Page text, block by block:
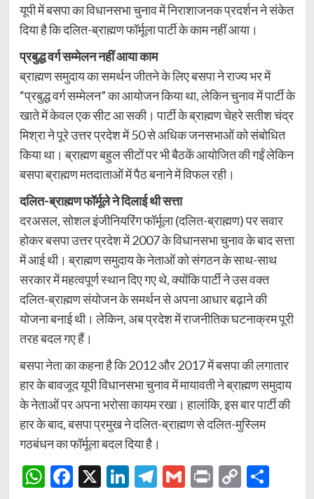
यूपी में बसपा का विधानसभा चुनाव में निराशाजनक प्रदर्शन ने संकेत
दिया है कि दलित-ब्राह्मण फॉर्मूला पार्टी के काम नहीं आया।
प्रबुद्ध वर्ग सम्मेलन नहीं आया काम
ब्राह्मण समुदाय का समर्थन जीतने के लिए बसपा ने राज्य भर में
“प्रबुद्ध वर्ग सम्मेलन” का आयोजन किया था, लेकिन चुनाव में पार्टी के
खाते में केवल एक सीट आ सकी। पार्टी के ब्राह्मण चेहरे सतीश चंद्र
मिश्रा ने पूरे उत्तर प्रदेश में 50 से अधिक जनसभाओं को संबोधित
किया था। ब्राह्मण बहुल सीटों पर भी बैठकें आयोजित की गईं लेकिन
बसपा ब्राह्मण मतदाताओं में पैठ बनाने में विफल रही।
दलित-ब्राह्मण फॉर्मूले ने दिलाई थी सत्ता
दरअसल, सोशल इंजीनियरिंग फॉर्मूला (दलित-ब्राह्मण) पर सवार
होकर बसपा उत्तर प्रदेश में 2007 के विधानसभा चुनाव के बाद सत्ता
में आई थी। ब्राह्मण समुदाय के नेताओं को संगठन के साथ-साथ
सरकार में महत्वपूर्ण स्थान दिए गए थे, क्योंकि पार्टी ने उस वक्त
दलित-ब्राह्मण संयोजन के समर्थन से अपना आधार बढ़ाने की
योजना बनाई थी। लेकिन, अब प्रदेश में राजनीतिक घटनाक्रम पूरी
तरह बदल गए हैं।
बसपा नेता का कहना है कि 2012 और 2017 में बसपा की लगातार
हार के बावजूद यूपी विधानसभा चुनाव में मायावती ने ब्राह्मण समुदाय
के नेताओं पर अपना भरोसा कायम रखा। हालांकि, इस बार पार्टी की
हार के बाद, बसपा प्रमुख ने दलित-ब्राह्मण से दलित-मुस्लिम
गठबंधन का फॉर्मूला बदल दिया है।
WhatsApp
Facebook
X LinkedIn
Telegram
Gmail
Print
Copy